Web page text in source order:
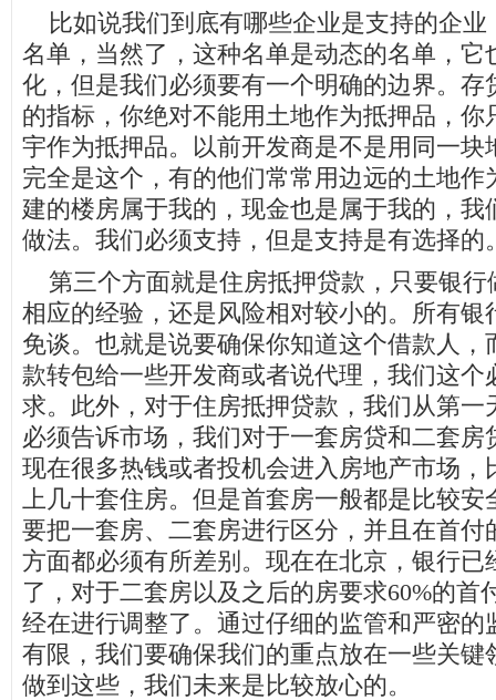
比如说我们到底有哪些企业是支持的企业
名单，当然了，这种名单是动态的名单，它
化，但是我们必须要有一个明确的边界。存
的指标，你绝对不能用土地作为抵押品，你
宇作为抵押品。以前开发商是不是用同一块
完全是这个，有的他们常常用边远的土地作
建的楼房属于我的，现金也是属于我的，我
做法。我们必须支持，但是支持是有选择的
第三个方面就是住房抵押贷款，只要银行
相应的经验，还是风险相对较小的。所有银
免谈。也就是说要确保你知道这个借款人，
款转包给一些开发商或者说代理，我们这个
求。此外，对于住房抵押贷款，我们从第一
必须告诉市场，我们对于一套房贷和二套房
现在很多热钱或者投机会进入房地产市场，
上几十套住房。但是首套房一般都是比较安
要把一套房、二套房进行区分，并且在首付
方面都必须有所差别。现在在北京，银行已
了，对于二套房以及之后的房要求60%的首
经在进行调整了。通过仔细的监管和严密的
有限，我们要确保我们的重点放在一些关键
做到这些，我们未来是比较放心的。